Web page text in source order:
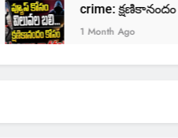
crime: క్షణికానందం
1 Month Ago